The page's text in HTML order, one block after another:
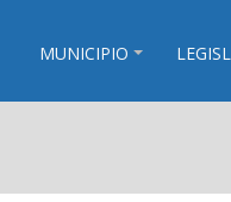
MUNICIPIO